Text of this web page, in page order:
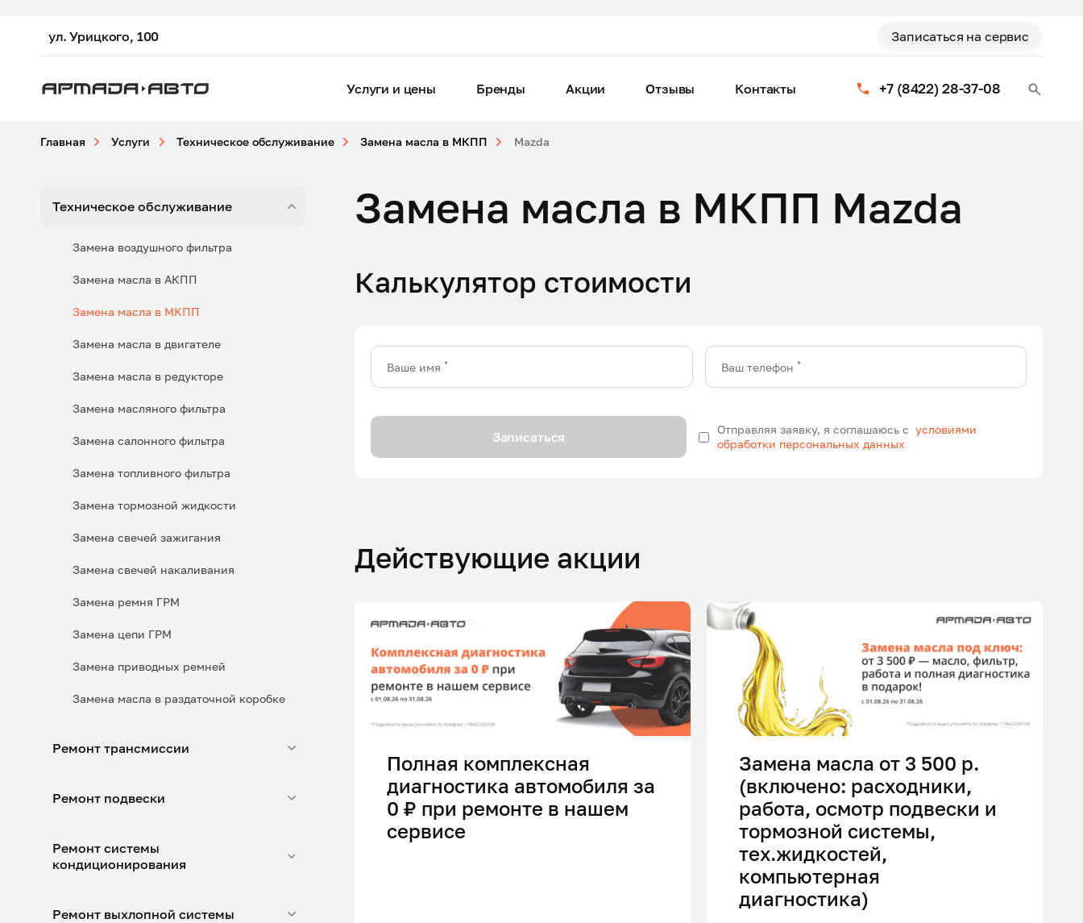
ул. Урицкого, 100 Записаться на сервис
+7 (8422) 28-37-08
Услуги и цены Бренды Акции Отзывы Контакты
Главная Услуги Техническое обслуживание Замена масла в МКПП Mazda
Техническое обслуживание
Замена воздушного фильтра
Замена масла в АКПП
Замена масла в МКПП
Замена масла в двигателе
Замена масла в редукторе
Замена масляного фильтра
Замена салонного фильтра
Замена топливного фильтра
Замена тормозной жидкости
Замена свечей зажигания
Замена свечей накаливания
Замена ремня ГРМ
Замена цепи ГРМ
Замена приводных ремней
Замена масла в раздаточной коробке
Ремонт трансмиссии
Ремонт подвески
Ремонт системы
кондиционирования
Ремонт выхлопной системы
Замена масла в МКПП Mazda
Калькулятор стоимости
Ваше имя * Ваш телефон *
Записаться Отправляя заявку, я соглашаюсь с условиями
обработки персональных данных
Действующие акции
Полная комплексная
диагностика автомобиля за
0 ₽ при ремонте в нашем
сервисе
Замена масла от 3 500 р.
(включено: расходники,
работа, осмотр подвески и
тормозной системы,
тех.жидкостей,
компьютерная
диагностика)